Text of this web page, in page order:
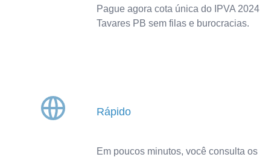
Pague agora cota única do IPVA 2024
Tavares PB sem filas e burocracias.
Rápido
Em poucos minutos, você consulta os